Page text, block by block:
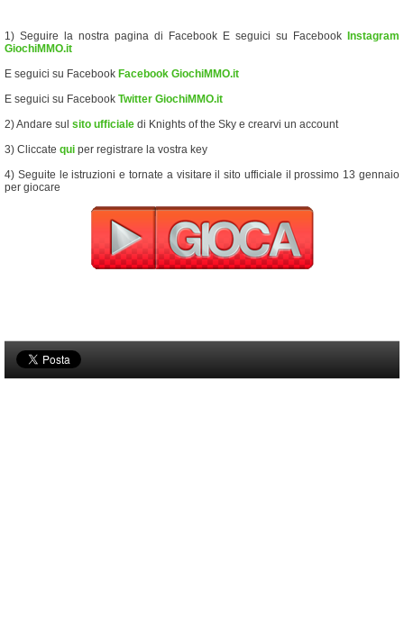
1) Seguire la nostra pagina di Facebook E seguici su Facebook
Instagram
GiochiMMO.it
E seguici su Facebook Facebook GiochiMMO.it
E seguici su Facebook Twitter GiochiMMO.it
2) Andare sul sito ufficiale di Knights of the Sky e crearvi un account
3) Cliccate qui per registrare la vostra key
4) Seguite le istruzioni e tornate a visitare il sito ufficiale il prossimo 13 gennaio
per giocare